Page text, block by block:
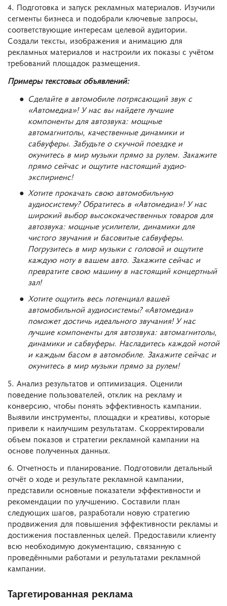
4. Подготовка и запуск рекламных материалов. Изучили
сегменты бизнеса и подобрали ключевые запросы,
соответствующие интересам целевой аудитории.
Создали тексты, изображения и анимацию для
рекламных материалов и настроили их показы с учётом
требований площадок размещения.
Примеры текстовых объявлений:
Сделайте в автомобиле потрясающий звук с
«Автомедиа»! У нас вы найдете лучшие
компоненты для автозвука: мощные
автомагнитолы, качественные динамики и
сабвуферы. Забудьте о скучной поездке и
окунитесь в мир музыки прямо за рулем. Закажите
прямо сейчас и ощутите настоящий аудио-
экспириенс!
Хотите прокачать свою автомобильную
аудиосистему? Обратитесь в «Автомедиа»! У нас
широкий выбор высококачественных товаров для
автозвука: мощные усилители, динамики для
чистого звучания и басовитые сабвуферы.
Погрузитесь в мир музыки с головой и ощутите
каждую ноту в вашем авто. Закажите сейчас и
превратите свою машину в настоящий концертный
зал!
Хотите ощутить весь потенциал вашей
автомобильной аудиосистемы? «Автомедиа»
поможет достичь идеального звучания! У нас
лучшие компоненты для автозвука: автомагнитолы,
динамики и сабвуферы. Насладитесь каждой нотой
и каждым басом в автомобиле. Закажите сейчас и
окунитесь в мир музыки прямо за рулем!
5. Анализ результатов и оптимизация. Оценили
поведение пользователей, отклик на рекламу и
конверсию, чтобы понять эффективность кампании.
Выявили инструменты, площадки и креативы, которые
привели к наилучшим результатам. Скорректировали
объем показов и стратегии рекламной кампании на
основе полученных данных.
6. Отчетность и планирование. Подготовили детальный
отчёт о ходе и результате рекламной кампании,
представили основные показатели эффективности и
рекомендации по улучшению. Составили план
следующих шагов, разработали новую стратегию
продвижения для повышения эффективности рекламы и
достижения поставленных целей. Предоставили клиенту
всю необходимую документацию, связанную с
проведёнными работами и результатами рекламной
кампании.
Таргетированная реклама